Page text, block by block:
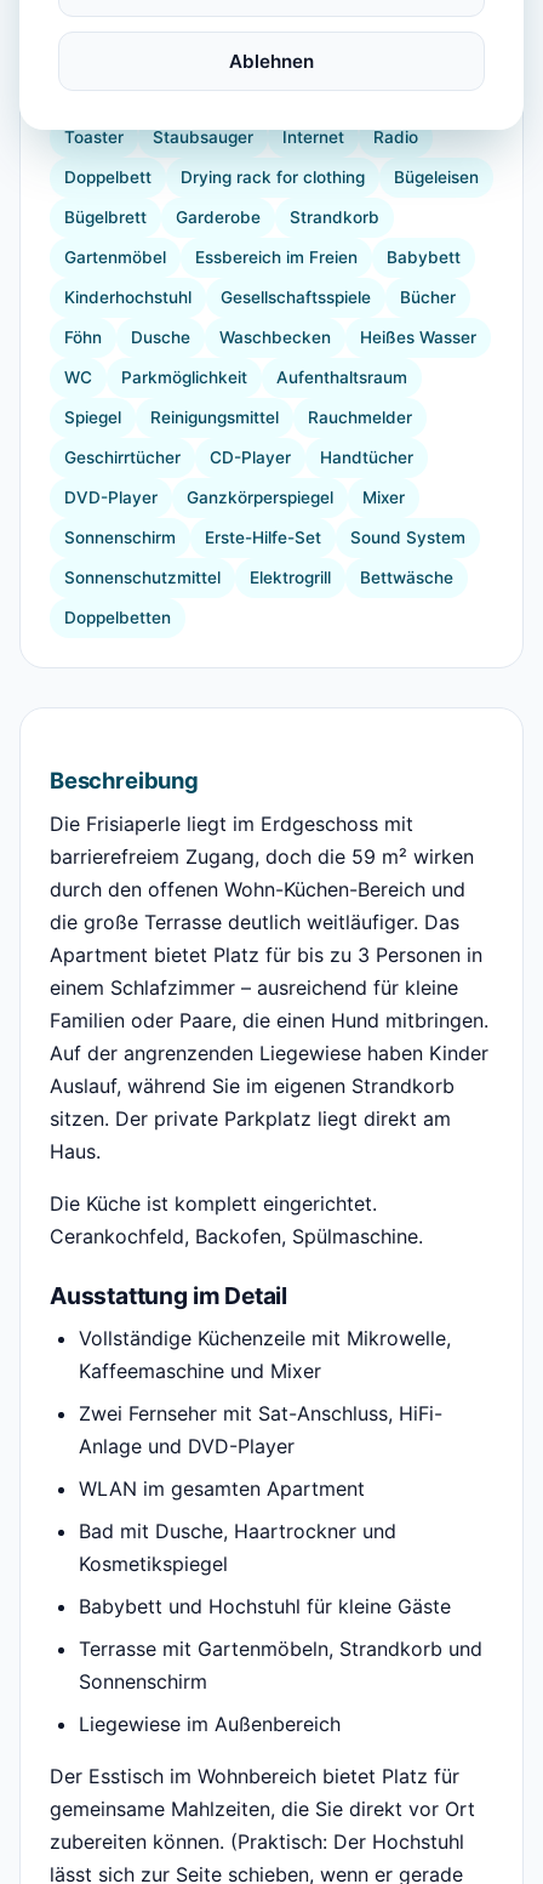
Terrasse Garten Kaffeemaschine
Geschirr Espressomaschine
Gefrierfach Küchenutensilien Backofen
Toaster Staubsauger Internet Radio
Doppelbett Drying rack for clothing Bügeleisen
Bügelbrett Garderobe Strandkorb
Gartenmöbel Essbereich im Freien Babybett
Kinderhochstuhl Gesellschaftsspiele Bücher
Föhn Dusche Waschbecken Heißes Wasser
WC Parkmöglichkeit Aufenthaltsraum
Spiegel Reinigungsmittel Rauchmelder
Geschirrtücher CD-Player Handtücher
DVD-Player Ganzkörperspiegel Mixer
Sonnenschirm Erste-Hilfe-Set Sound System
Sonnenschutzmittel Elektrogrill Bettwäsche
Doppelbetten
Beschreibung
Die Frisiaperle liegt im Erdgeschoss mit
barrierefreiem Zugang, doch die 59 m² wirken
durch den offenen Wohn-Küchen-Bereich und
die große Terrasse deutlich weitläufiger. Das
Apartment bietet Platz für bis zu 3 Personen in
einem Schlafzimmer – ausreichend für kleine
Familien oder Paare, die einen Hund mitbringen.
Auf der angrenzenden Liegewiese haben Kinder
Auslauf, während Sie im eigenen Strandkorb
sitzen. Der private Parkplatz liegt direkt am
Haus.
Die Küche ist komplett eingerichtet.
Cerankochfeld, Backofen, Spülmaschine.
Ausstattung im Detail
Vollständige Küchenzeile mit Mikrowelle,
Kaffeemaschine und Mixer
Zwei Fernseher mit Sat-Anschluss, HiFi-
Anlage und DVD-Player
WLAN im gesamten Apartment
Bad mit Dusche, Haartrockner und
Kosmetikspiegel
Babybett und Hochstuhl für kleine Gäste
Terrasse mit Gartenmöbeln, Strandkorb und
Sonnenschirm
Liegewiese im Außenbereich
Der Esstisch im Wohnbereich bietet Platz für
gemeinsame Mahlzeiten, die Sie direkt vor Ort
zubereiten können. (Praktisch: Der Hochstuhl
lässt sich zur Seite schieben, wenn er gerade
Ablehnen